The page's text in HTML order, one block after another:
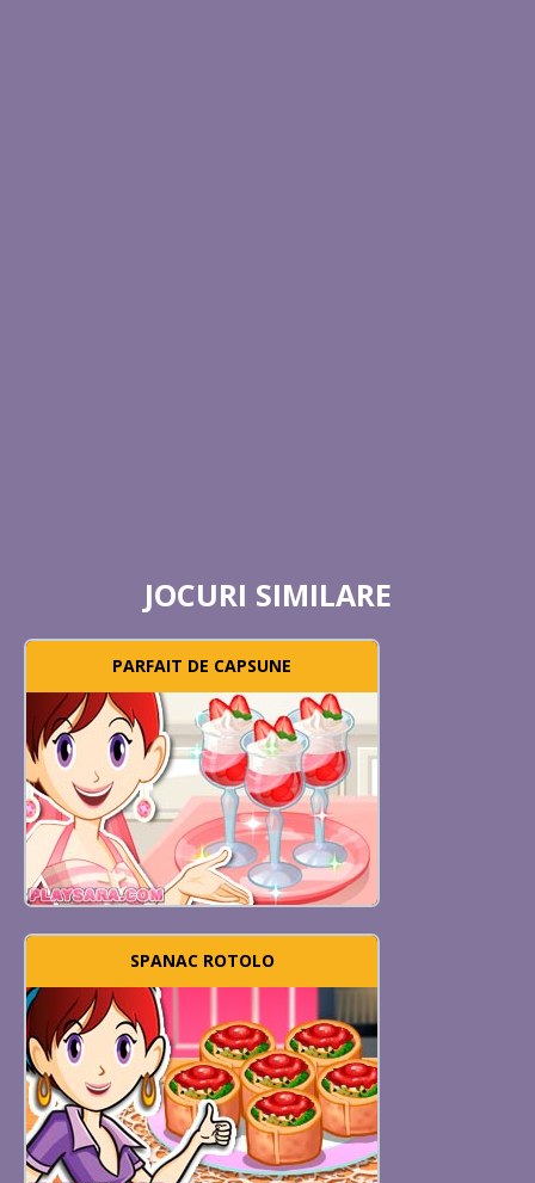
JOCURI SIMILARE
PARFAIT DE CAPSUNE
SPANAC ROTOLO